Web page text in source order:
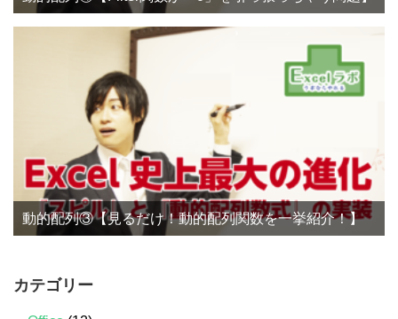
動的配列③【見るだけ！動的配列関数を一挙紹介！】
カテゴリー